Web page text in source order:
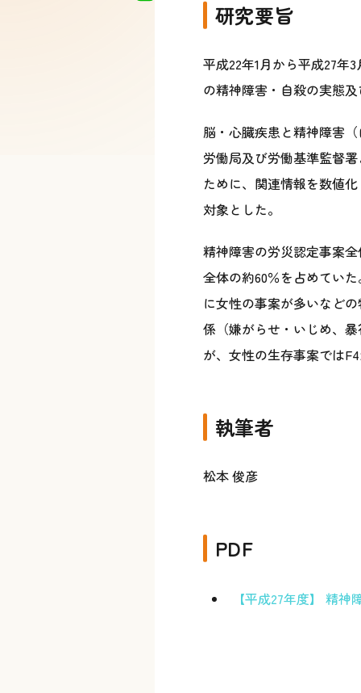
研究要旨
平成22年1月から平成27年
の精神障害・自殺の実態
脳・心臓疾患と精神障害
労働局及び労働基準監督
ために、関連情報を数値
対象とした。
精神障害の労災認定事案
全体の約60％を占めてい
に女性の事案が多いなど
係（嫌がらせ・いじめ、
が、女性の生存事案では
執筆者
松本 俊彦
PDF
【平成27年度】 精